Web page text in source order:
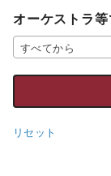
オーケストラ
すべてから
リセット